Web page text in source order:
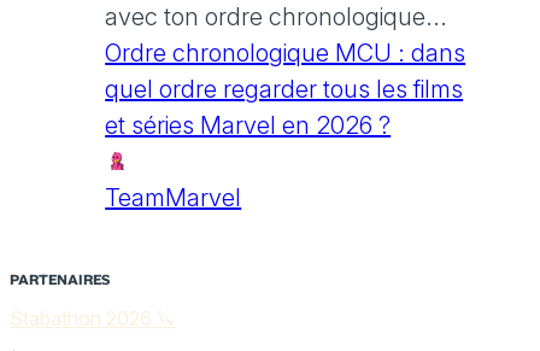
avec ton ordre chronologique...
Ordre chronologique MCU : dans
quel ordre regarder tous les films
et séries Marvel en 2026 ?
TeamMarvel
PARTENAIRES
Stabathon 2026 🔪